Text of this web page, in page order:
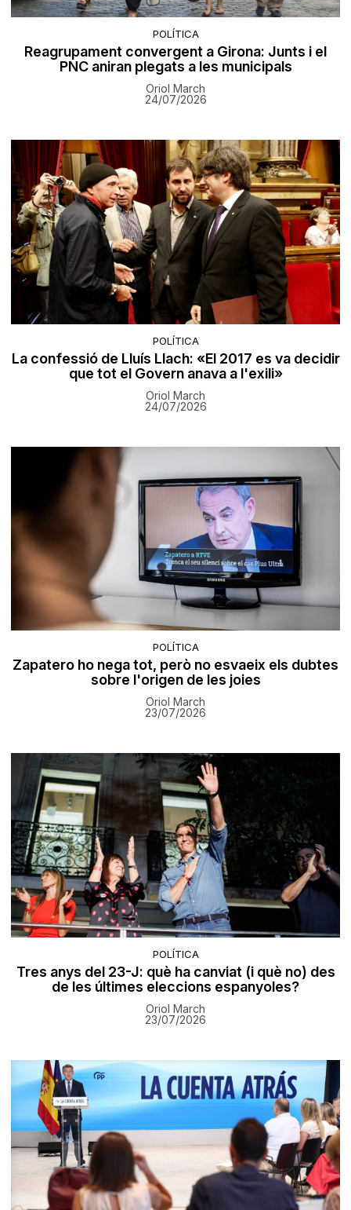
POLÍTICA
Reagrupament convergent a Girona: Junts i el
PNC aniran plegats a les municipals
Oriol March
24/07/2026
POLÍTICA
La confessió de Lluís Llach: «El 2017 es va decidir
que tot el Govern anava a l'exili»
Oriol March
24/07/2026
POLÍTICA
Zapatero ho nega tot, però no esvaeix els dubtes
sobre l'origen de les joies
Oriol March
23/07/2026
POLÍTICA
Tres anys del 23-J: què ha canviat (i què no) des
de les últimes eleccions espanyoles?
Oriol March
23/07/2026